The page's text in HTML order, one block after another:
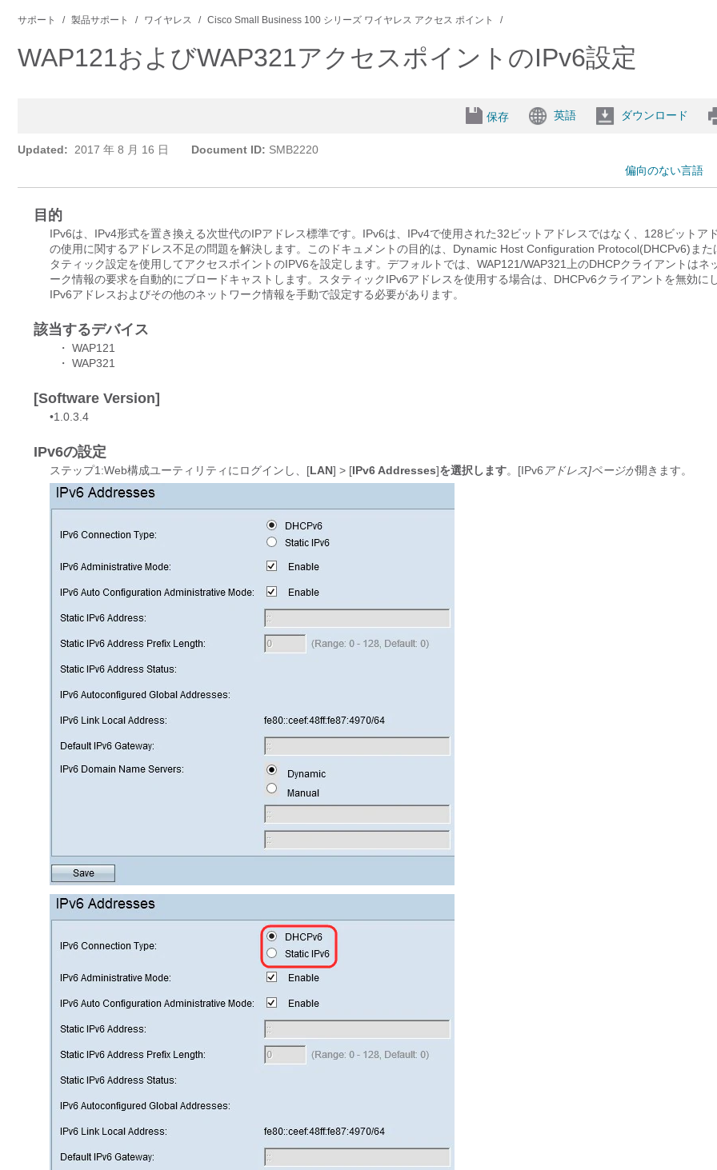
サポート 製品サポート ワイヤレス Cisco Small Business 100 シリーズ ワイヤレス アクセス ポイント
WAP121およびWAP321アクセスポイントのIPv6設定
保存 英語 ダウンロード
Updated: 2017 年 8 月 16 日 Document ID: SMB2220
偏向のない言語
目的
IPv6は、IPv4形式を置き換える次世代のIPアドレス標準です。IPv6は、IPv4で使用された32ビットアドレスではなく、128ビットア
の使用に関するアドレス不足の問題を解決します。このドキュメントの目的は、Dynamic Host Configuration Protocol(DHCPv6)また
タティック設定を使用してアクセスポイントのIPV6を設定します。デフォルトでは、WAP121/WAP321上のDHCPクライアントはネ
ーク情報の要求を自動的にブロードキャストします。スタティックIPv6アドレスを使用する場合は、DHCPv6クライアントを無効に
IPv6アドレスおよびその他のネットワーク情報を手動で設定する必要があります。
該当するデバイス
・ WAP121
・ WAP321
[Software Version]
•1.0.3.4
IPv6の設定
ステップ1:Web構成ユーティリティにログインし、[LAN] > [IPv6 Addresses]を選択します。[IPv6 アドレス]ページが開きます。